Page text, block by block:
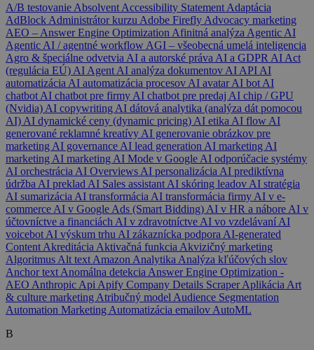
A/B testovanie Absolvent Accessibility Statement Adaptácia
AdBlock Administrátor kurzu Adobe Firefly Advocacy marketing
AEO – Answer Engine Optimization Afinitná analýza Agentic AI
Agentic AI / agentné workflow AGI – všeobecná umelá inteligencia
Agro & špeciálne odvetvia AI a autorské práva AI a GDPR AI Act
(regulácia EÚ) AI Agent AI analýza dokumentov AI API AI
automatizácia AI automatizácia procesov AI avatarAI bot AI
chatbot AI chatbot pre firmy AI chatbot pre predaj AI chip / GPU
(Nvidia) AI copywriting AI dátová analytika (analýza dát pomocou
AI) AI dynamické ceny (dynamic pricing) AI etika AI flow AI
generované reklamné kreatívy AI generovanie obrázkov pre
marketing AI governance AI lead generation AI marketing AI
marketing AI marketing AI Mode v Google AI odporúčacie systémy
AI orchestrácia AI Overviews AI personalizácia AI prediktívna
údržba AI preklad AI Sales assistant AI skóring leadov AI stratégia
AI sumarizácia AI transformácia AI transformácia firmy AI v e-
commerce AI v Google Ads (Smart Bidding) AI v HR a nábore AI v
účtovníctve a financiách AI v zdravotníctve AI vo vzdelávaní AI
voicebot AI výskum trhu AI zákaznícka podpora AI-generated
Content Akreditácia Aktivačná funkcia Akvizičný marketing
Algoritmus Alt text Amazon Analytika Analýza kľúčových slov
Anchor text Anomálna detekcia Answer Engine Optimization -
AEO Anthropic Api Apify Company Details ScraperAplikácia Art
& culture marketing Atribučný model Audience Segmentation
Automation Marketing Automatizácia emailov AutoML
B